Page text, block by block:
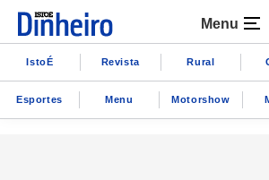
Menu
IstoÉ Revista Rural
Esportes Menu Motorshow